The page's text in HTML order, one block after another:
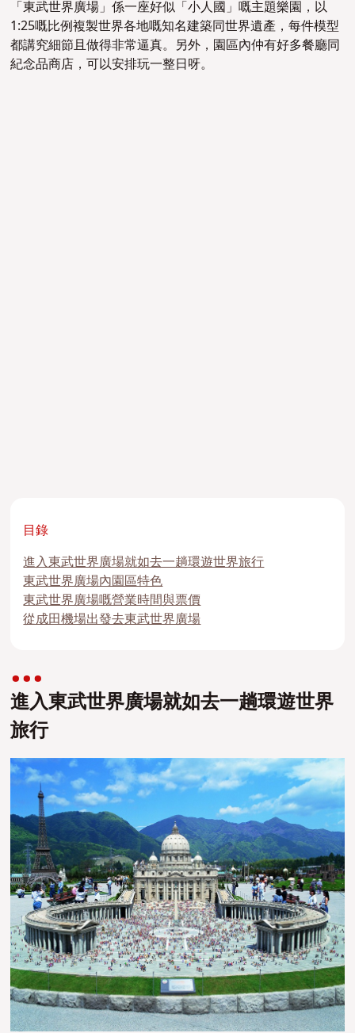
「東武世界廣場」係一座好似「小人國」嘅主題樂園，以
1:25嘅比例複製世界各地嘅知名建築同世界遺產，每件模型
都講究細節且做得非常逼真。 另外， 園區內仲有好多餐廳同
紀念品商店，可以安排玩一整日呀。
目錄
進入東武世界廣場就如去一趟環遊世界旅行
東武世界廣場內園區特色
東武世界廣場嘅營業時間與票價
從成田機場出發去東武世界廣場
進入東武世界廣場就如去一趟環遊世界
旅行